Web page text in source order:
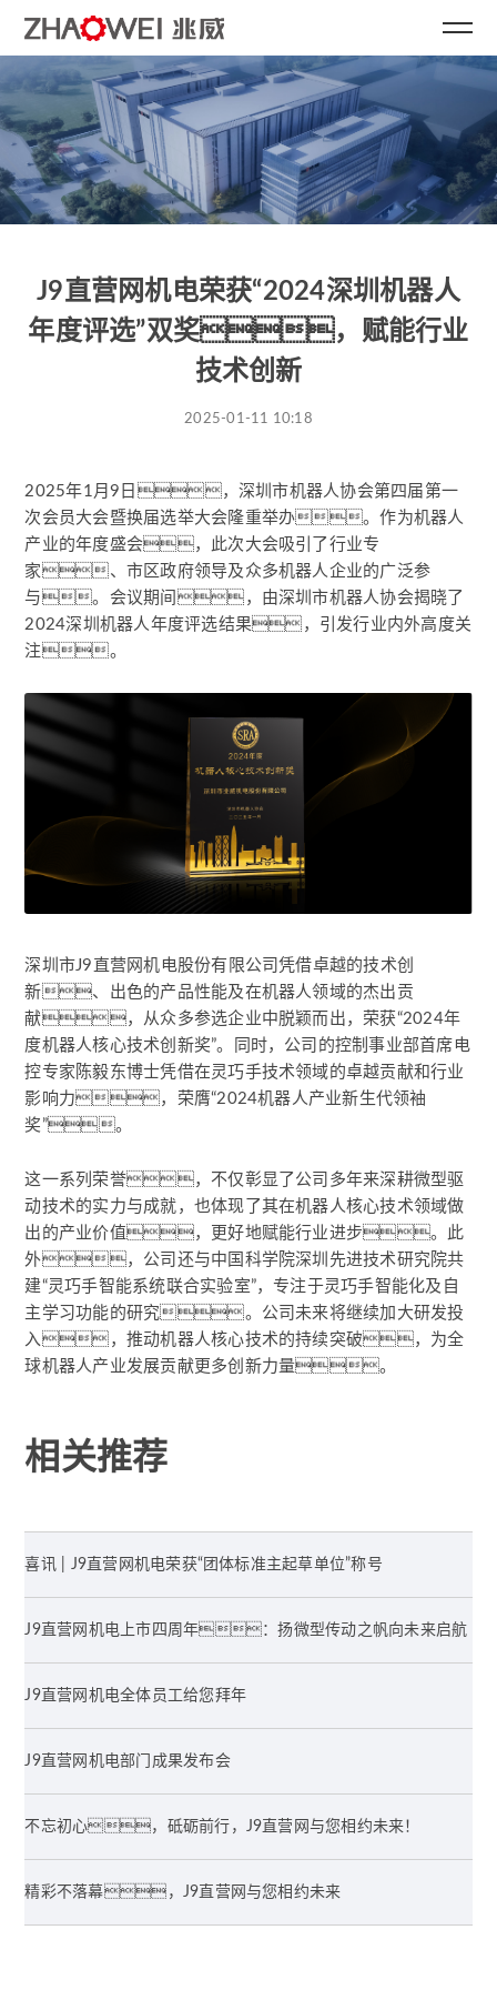
J9直营网机电荣获“2024深圳机器人
年度评选”双奖，赋能行业
技术创新
2025-01-11 10:18
2025年1月9日，深圳市机器人协会第四届第一
次会员大会暨换届选举大会隆重举办。作为机器人
产业的年度盛会，此次大会吸引了行业专
家、市区政府领导及众多机器人企业的广泛参
与。会议期间，由深圳市机器人协会揭晓了
2024深圳机器人年度评选结果，引发行业内外高度关
注。
深圳市J9直营网机电股份有限公司凭借卓越的技术创
新、出色的产品性能及在机器人领域的杰出贡
献，从众多参选企业中脱颖而出，荣获“2024年
度机器人核心技术创新奖”。同时，公司的控制事业部首席电
控专家陈毅东博士凭借在灵巧手技术领域的卓越贡献和行业
影响力，荣膺“2024机器人产业新生代领袖
奖”。
这一系列荣誉，不仅彰显了公司多年来深耕微型驱
动技术的实力与成就，也体现了其在机器人核心技术领域做
出的产业价值，更好地赋能行业进步。此
外，公司还与中国科学院深圳先进技术研究院共
建“灵巧手智能系统联合实验室”，专注于灵巧手智能化及自
主学习功能的研究。公司未来将继续加大研发投
入，推动机器人核心技术的持续突破，为全
球机器人产业发展贡献更多创新力量。
相关推荐
喜讯 | J9直营网机电荣获“团体标准主起草单位”称号
J9直营网机电上市四周年：扬微型传动之帆向未来启航
J9直营网机电全体员工给您拜年
J9直营网机电部门成果发布会
不忘初心，砥砺前行，J9直营网与您相约未来！
精彩不落幕，J9直营网与您相约未来